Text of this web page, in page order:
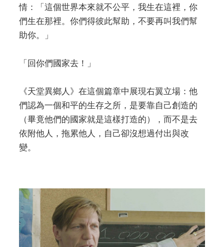
情：「這個世界本來就不公平，我生在這裡，你
們生在那裡。你們得彼此幫助，不要再叫我們幫
助你。」
「回你們國家去！」
《天堂異鄉人》在這個篇章中展現右翼立場：他
們認為一個和平的生存之所，是要靠自己創造的
（畢竟他們的國家就是這樣打造的），而不是去
依附他人，拖累他人，自己卻沒想過付出與改
變。